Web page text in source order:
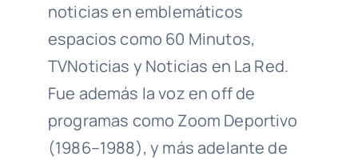
noticias en emblemáticos
espacios como 60 Minutos,
TVNoticias y Noticias en La Red.
Fue además la voz en off de
programas como Zoom Deportivo
(1986–1988), y más adelante de